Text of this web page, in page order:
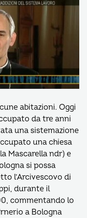
abitazioni. Oggi
da tre anni
una sistemazione
una chiesa
Mascarella ndr) e
si possa
l’Arcivescovo di
durante il
commentando lo
a Bologna